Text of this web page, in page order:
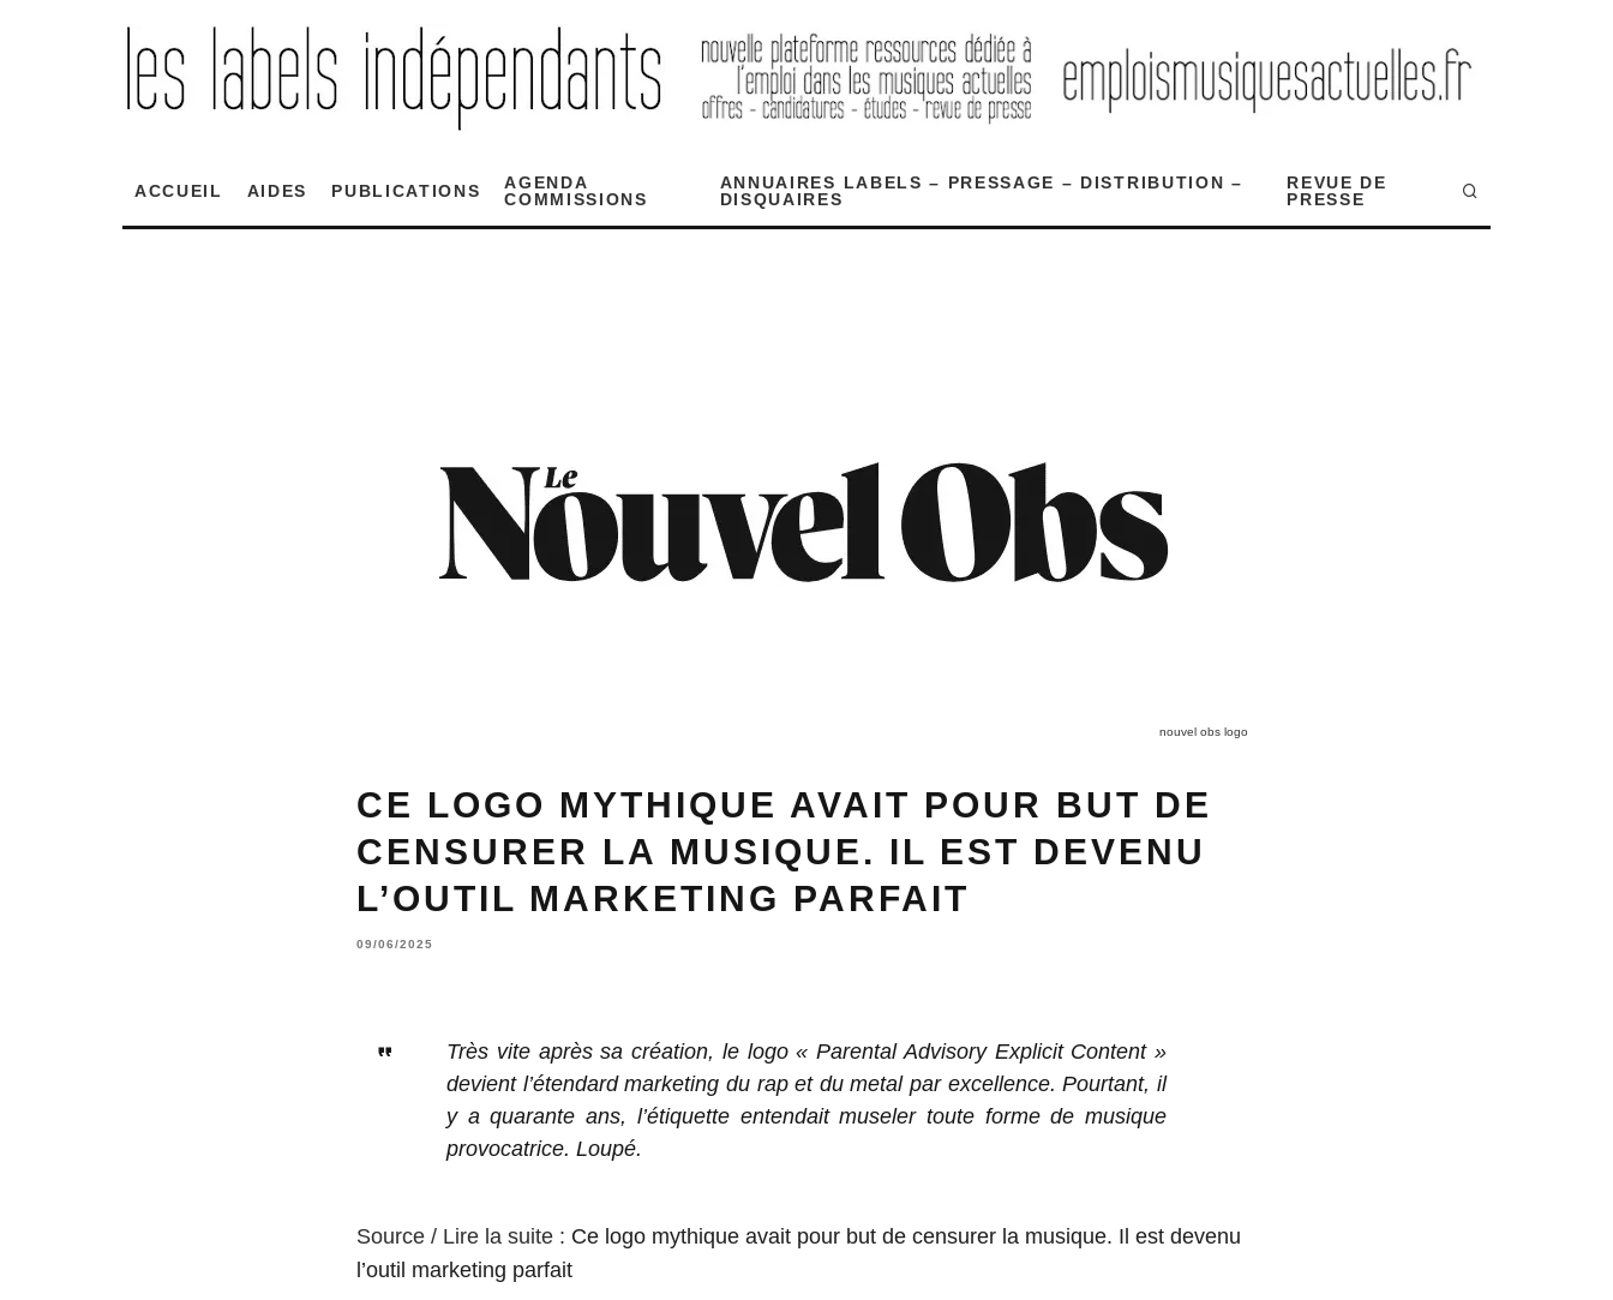
ACCUEIL AIDES PUBLICATIONS
AGENDA
COMMISSIONS
ANNUAIRES LABELS – PRESSAGE – DISTRIBUTION –
DISQUAIRES
REVUE DE
PRESSE
nouvel obs logo
CE LOGO MYTHIQUE AVAIT POUR BUT DE
CENSURER LA MUSIQUE. IL EST DEVENU
L’OUTIL MARKETING PARFAIT
09/06/2025
Très vite après sa création, le logo « Parental Advisory Explicit Content »
devient l’étendard marketing du rap et du metal par excellence. Pourtant, il
y a quarante ans, l’étiquette entendait museler toute forme de musique
provocatrice. Loupé.
Source / Lire la suite : Ce logo mythique avait pour but de censurer la musique. Il est devenu
l’outil marketing parfait